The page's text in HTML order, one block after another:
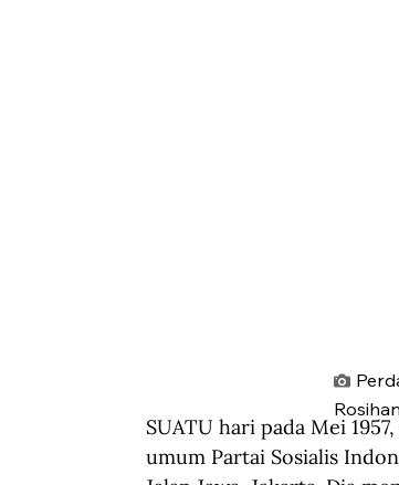
SUATU hari pada Mei
umum Partai Sosialis